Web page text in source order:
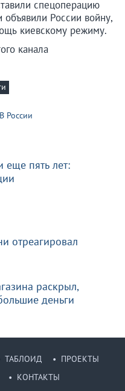
спецоперацию
объявили России войну,
киевскому режиму.
канала
В России
еще пять лет:
отреагировал
раскрыл,
деньги
ТАБЛОИД
ПРОЕКТЫ
КОНТАКТЫ